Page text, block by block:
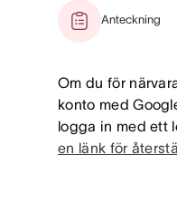
Anteckning
Om du för
konto med
logga in med ett
en länk för